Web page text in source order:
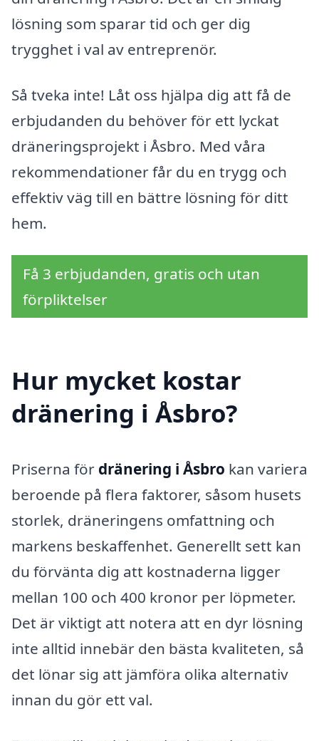
lösning som sparar tid och ger dig
trygghet i val av entreprenör.
Så tveka inte! Låt oss hjälpa dig att få de
erbjudanden du behöver för ett lyckat
dräneringsprojekt i Åsbro. Med våra
rekommendationer får du en trygg och
effektiv väg till en bättre lösning för ditt
hem.
Få 3 erbjudanden, gratis och utan
förpliktelser
Hur mycket kostar
dränering i Åsbro?
Priserna för dränering i Åsbro kan variera
beroende på flera faktorer, såsom husets
storlek, dräneringens omfattning och
markens beskaffenhet. Generellt sett kan
du förvänta dig att kostnaderna ligger
mellan 100 och 400 kronor per löpmeter.
Det är viktigt att notera att en dyr lösning
inte alltid innebär den bästa kvaliteten, så
det lönar sig att jämföra olika alternativ
innan du gör ett val.